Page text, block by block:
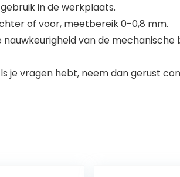
in de werkplaats.
of voor, meetbereik 0-0,8 mm.
van de
je vragen hebt, neem dan gerust